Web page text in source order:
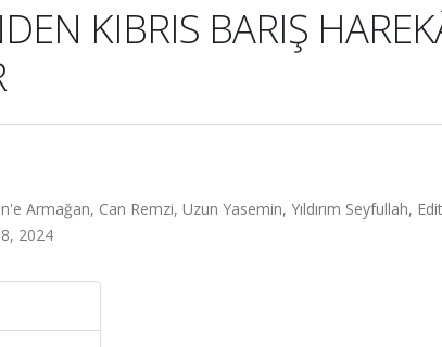
KIBRIS BARIŞ
Armağan, Can Remzi, Uzun Yasemin, Yıldırım Seyfullah,
2024